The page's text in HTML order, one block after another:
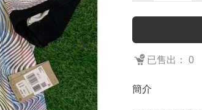
已售出： 0
簡介